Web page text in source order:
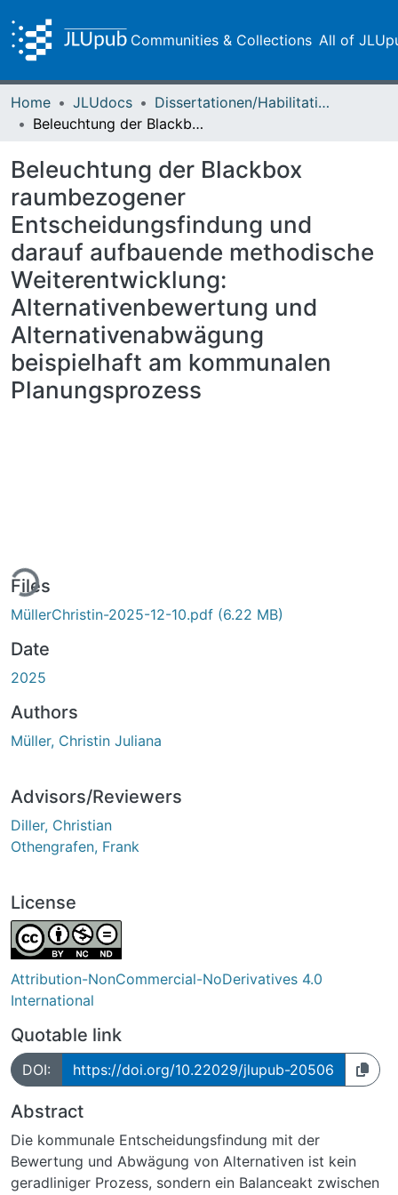
Communities & Collections All of
Home JLUdocs
Dissertationen/Habilitationen
Beleuchtung der Blackbox raumbezogener Entscheidungsfindung und darauf aufbauende methodische Weiterentwicklung: Alternativenbewertung und Alternativenabwägung beispielhaft am kommunalen Planungsprozess
Beleuchtung der Blackbox
raumbezogener
Entscheidungsfindung und
darauf aufbauende methodische
Weiterentwicklung:
Alternativenbewertung und
Alternativenabwägung
beispielhaft am kommunalen
Planungsprozess
Files
MüllerChristin-2025-12-10.pdf (6.22 MB)
Date
2025
Authors
Müller, Christin Juliana
Advisors/Reviewers
Diller, Christian
Othengrafen, Frank
License
Attribution-NonCommercial-NoDerivatives 4.0
International
Quotable link
DOI: https://doi.org/10.22029/jlupub-20506
Abstract
Die kommunale Entscheidungsfindung mit der
Bewertung und Abwägung von Alternativen ist kein
geradliniger Prozess, sondern ein Balanceakt zwischen